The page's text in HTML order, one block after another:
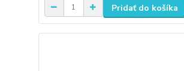
Pridať do košíka